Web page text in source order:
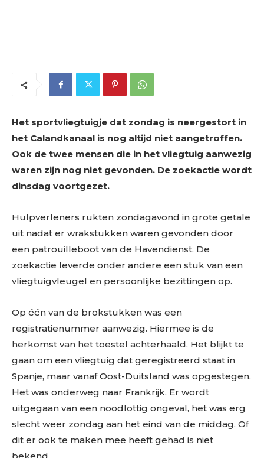
Het sportvliegtuigje dat zondag is neergestort in
het Calandkanaal is nog altijd niet aangetroffen.
Ook de twee mensen die in het vliegtuig aanwezig
waren zijn nog niet gevonden. De zoekactie wordt
dinsdag voortgezet.
Hulpverleners rukten zondagavond in grote getale
uit nadat er wrakstukken waren gevonden door
een patrouilleboot van de Havendienst. De
zoekactie leverde onder andere een stuk van een
vliegtuigvleugel en persoonlijke bezittingen op.
Op één van de brokstukken was een
registratienummer aanwezig. Hiermee is de
herkomst van het toestel achterhaald. Het blijkt te
gaan om een vliegtuig dat geregistreerd staat in
Spanje, maar vanaf Oost-Duitsland was opgestegen.
Het was onderweg naar Frankrijk. Er wordt
uitgegaan van een noodlottig ongeval, het was erg
slecht weer zondag aan het eind van de middag. Of
dit er ook te maken mee heeft gehad is niet